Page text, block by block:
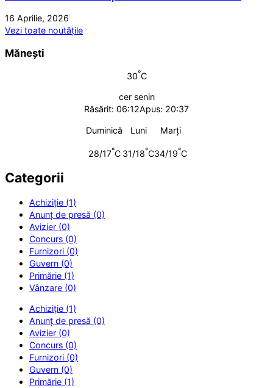
16 Aprilie, 2026
Vezi toate noutățile
Mănești
30°C
cer senin
Răsărit: 06:12Apus: 20:37
Duminică
28/17°C
Luni
31/18°C
Marți
34/19°C
Categorii
Achiziție (1)
Anunț de presă (0)
Avizier (0)
Concurs (0)
Furnizori (0)
Guvern (0)
Primărie (1)
Vânzare (0)
Achiziție (1)
Anunț de presă (0)
Avizier (0)
Concurs (0)
Furnizori (0)
Guvern (0)
Primărie (1)